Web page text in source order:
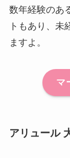
数年経験のあ
トもあり、未
ますよ。
マ
アリュール